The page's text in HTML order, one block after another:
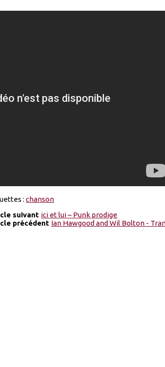
: chanson
suivant ici et lui – Punk prodige
précédent Ian Hawgood and Wil Bolton -